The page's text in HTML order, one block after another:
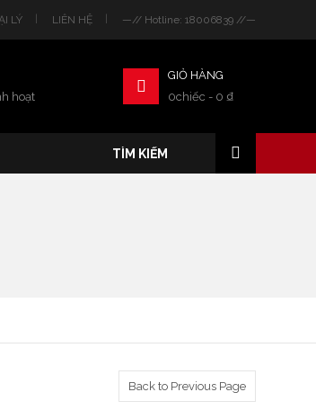
LÝ LIÊN HỆ —// Hotline: 18006839 //—
hoạt
GIỎ HÀNG
0chiếc - 0 ₫
Back to Previous Page